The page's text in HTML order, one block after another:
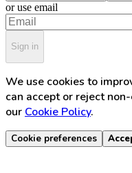
or use email
Sign in
We use cookies to
can accept or reject
our Cookie Policy.
Cookie preferences